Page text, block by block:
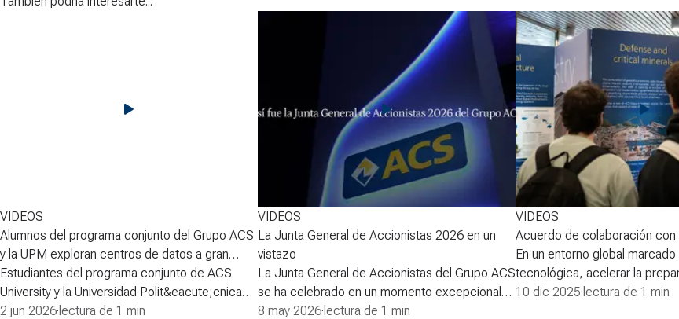
VIDEOS
Alumnos del programa conjunto del Grupo ACS
y la UPM exploran centros de datos a gran
escala
Estudiantes del programa conjunto de ACS
University y la Universidad Polit&eacute;cnica
de Madrid exploraron durante dos d&iacute;as
2 jun 2026· lectura de 1 min
VIDEOS
La Junta General de Accionistas 2026 en un
vistazo
La Junta General de Accionistas del Grupo ACS
se ha celebrado en un momento excepcional
para la compañía, tras un ejercicio de
8 may 2026· lectura de 1 min
VIDEOS
Acuerdo de colaboración con
En un entorno global
tecnológica, acelerar la
experiencia de los futuros
10 dic 2025· lectura de 1 min